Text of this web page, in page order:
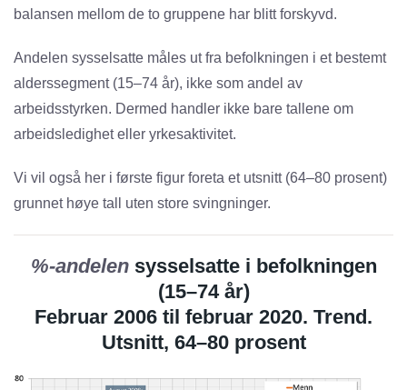
balansen mellom de to gruppene har blitt forskyvd.
Andelen sysselsatte måles ut fra befolkningen i et bestemt
alderssegment (15–74 år), ikke som andel av
arbeidsstyrken. Dermed handler ikke bare tallene om
arbeidsledighet eller yrkesaktivitet.
Vi vil også her i første figur foreta et utsnitt (64–80 prosent)
grunnet høye tall uten store svingninger.
%-andelensysselsatte i befolkningen
(15–74 år)
Februar 2006 til februar 2020. Trend.
Utsnitt, 64–80 prosent